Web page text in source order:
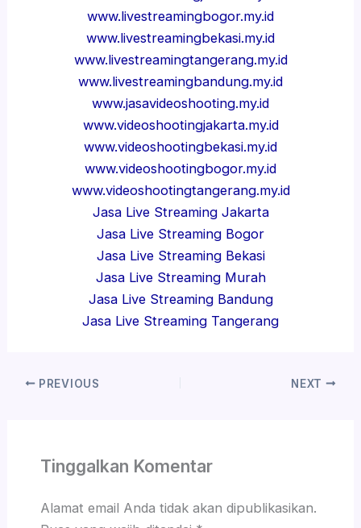
www.livestreamingbogor.my.id
www.livestreamingbekasi.my.id
www.livestreamingtangerang.my.id
www.livestreamingbandung.my.id
www.jasavideoshooting.my.id
www.videoshootingjakarta.my.id
www.videoshootingbekasi.my.id
www.videoshootingbogor.my.id
www.videoshootingtangerang.my.id
Jasa Live Streaming Jakarta
Jasa Live Streaming Bogor
Jasa Live Streaming Bekasi
Jasa Live Streaming Murah
Jasa Live Streaming Bandung
Jasa Live Streaming Tangerang
PREVIOUS NEXT
Tinggalkan Komentar
Alamat email Anda tidak akan dipublikasikan.